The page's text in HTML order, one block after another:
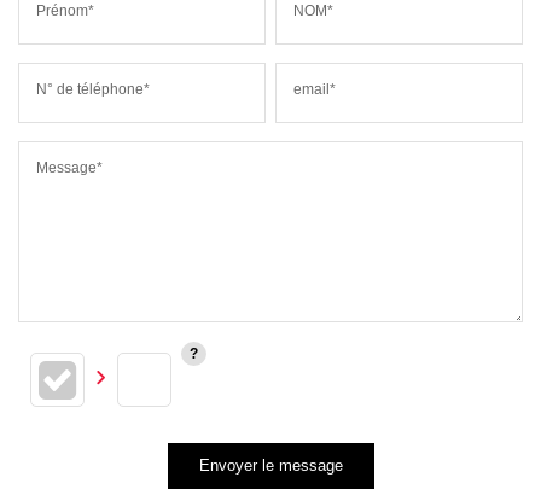
Prénom* NOM*
N° de téléphone* email*
Message*
Envoyer le message